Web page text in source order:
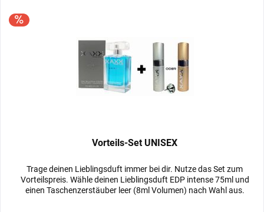
Vorteils-Set UNISEX
Trage deinen Lieblingsduft immer bei dir. Nutze das Set zum
Vorteilspreis. Wähle deinen Lieblingsduft EDP intense 75ml und
einen Taschenzerstäuber leer (8ml Volumen) nach Wahl aus.